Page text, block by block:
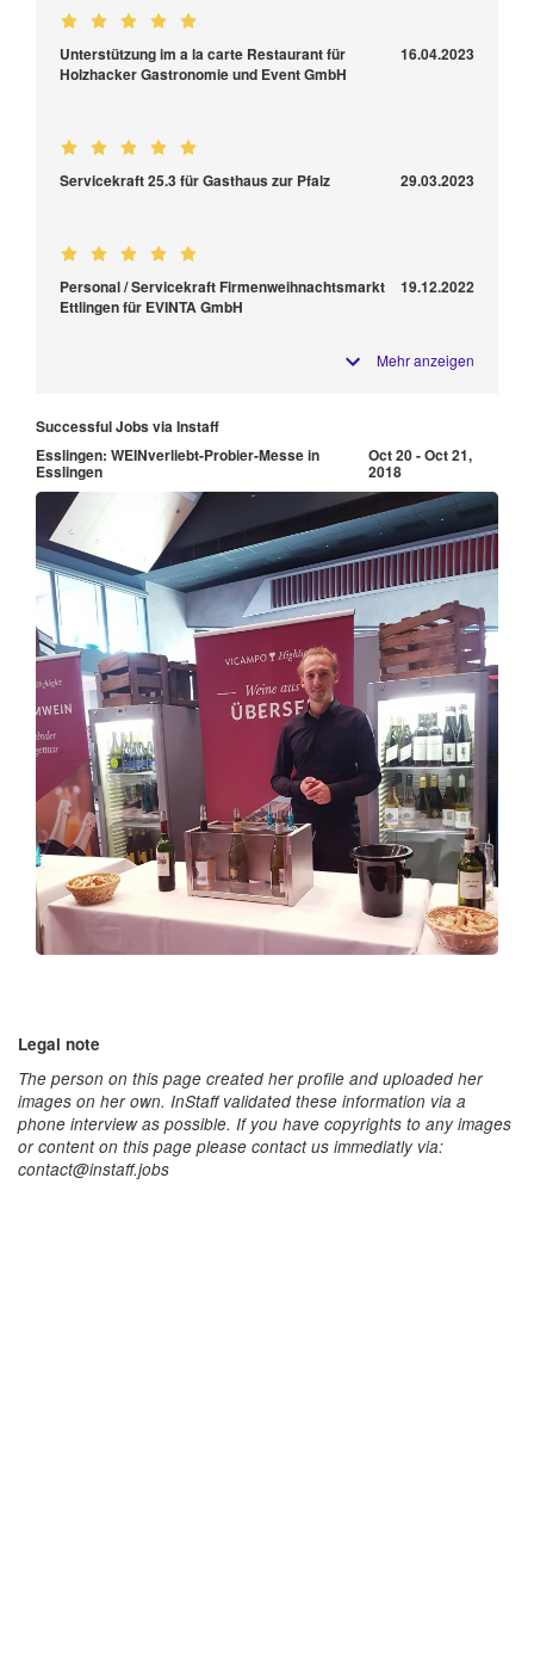
Unterstützung im a la carte Restaurant für
Holzhacker Gastronomie und Event GmbH
16.04.2023
Servicekraft 25.3 für Gasthaus zur Pfalz 29.03.2023
Personal / Servicekraft Firmenweihnachtsmarkt
Ettlingen für EVINTA GmbH
19.12.2022
Mehr anzeigen
Successful Jobs via Instaff
Esslingen: WEINverliebt-Probier-Messe in
Esslingen
Oct 20 - Oct 21,
2018
Legal note
The person on this page created her profile and uploaded her
images on her own. InStaff validated these information via a
phone interview as possible. If you have copyrights to any images
or content on this page please contact us immediatly via:
contact@instaff.jobs